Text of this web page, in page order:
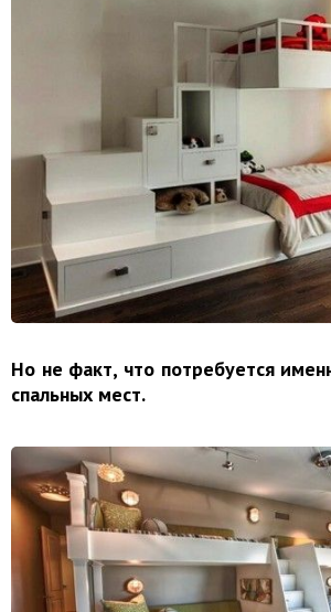
Но не факт, что потребуется
спальных мест.